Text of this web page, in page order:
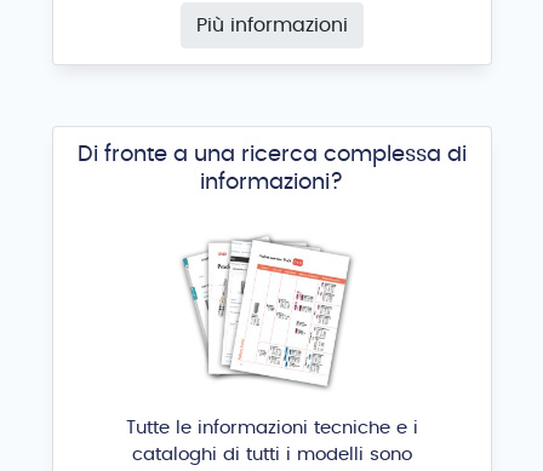
Più informazioni
Di fronte a una ricerca complessa di
informazioni?
Tutte le informazioni tecniche e i
cataloghi di tutti i modelli sono